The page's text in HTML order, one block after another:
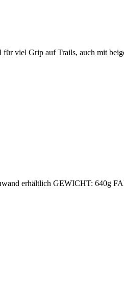
viel Grip auf Trails, auch mit
erhältlich GEWICHT: 640g